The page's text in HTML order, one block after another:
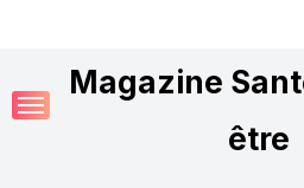
Magazine
être